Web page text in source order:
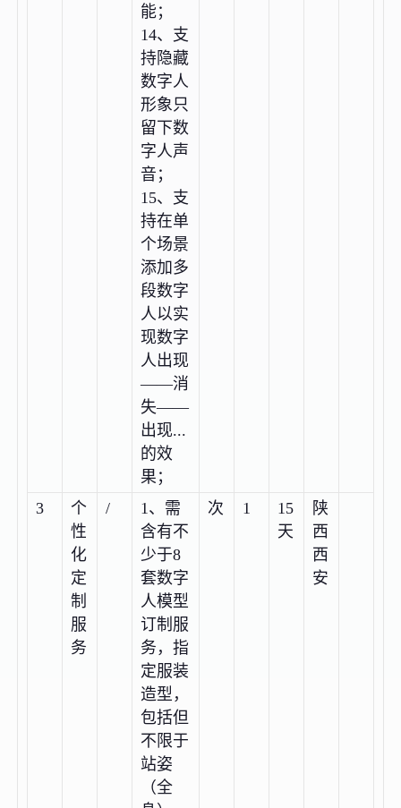
能；
14、支
持隐藏
数字人
形象只
留下数
字人声
音；
15、支
持在单
个场景
添加多
段数字
人以实
现数字
人出现
——消
失——
出现...
的效
果；
3
个
性
化
定
制
服
务
/
1、需
含有不
少于8
套数字
人模型
订制服
务，指
定服装
造型，
包括但
不限于
站姿
（全
次 1
15
天
陕
西
西
安